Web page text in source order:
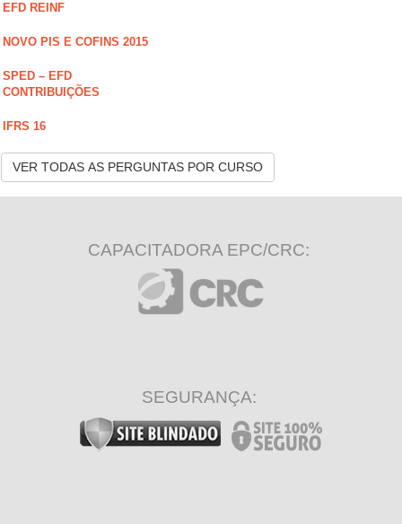
EFD REINF
NOVO PIS E COFINS 2015
SPED – EFD
CONTRIBUIÇÕES
IFRS 16
VER TODAS AS PERGUNTAS POR CURSO
CAPACITADORA EPC/CRC:
SEGURANÇA: